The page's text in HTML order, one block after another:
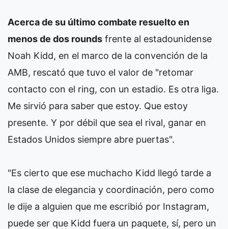
Acerca de su último combate resuelto en
menos de dos rounds frente al estadounidense
Noah Kidd, en el marco de la convención de la
AMB, rescató que tuvo el valor de "retomar
contacto con el ring, con un estadio. Es otra liga.
Me sirvió para saber que estoy. Que estoy
presente. Y por débil que sea el rival, ganar en
Estados Unidos siempre abre puertas".
"Es cierto que ese muchacho Kidd llegó tarde a
la clase de elegancia y coordinación, pero como
le dije a alguien que me escribió por Instagram,
puede ser que Kidd fuera un paquete, sí, pero un